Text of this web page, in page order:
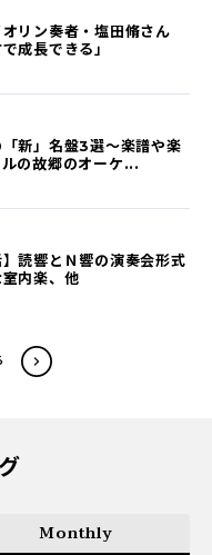
リン奏者・塩田脩さん
成長できる」
新」名盤3選〜楽譜や楽
の故郷のオーケ...
】読響とＮ響の演奏会形式
内楽、他
Monthly